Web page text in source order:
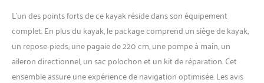
vous aider à faire du kayak
en toute sécurité. Profitez du
confort : le sol à point
tombant peut fournir plus
de rigidité et de soutien que
le sol en forme de poutre en
L’un des points forts de ce kayak réside dans son équipement
complet. En plus du kayak, le package comprend un siège de kayak,
un repose-pieds, une pagaie de 220 cm, une pompe à main, un
aileron directionnel, un sac polochon et un kit de réparation. Cet
ensemble assure une expérience de navigation optimisée. Les avis